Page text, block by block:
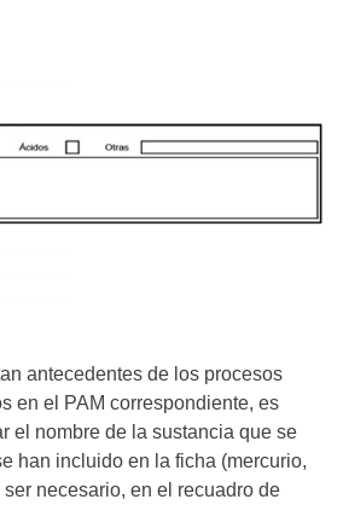
antecedentes de los procesos
en el PAM correspondiente, es
el nombre de la sustancia que se
han incluido en la ficha (mercurio,
necesario, en el recuadro de